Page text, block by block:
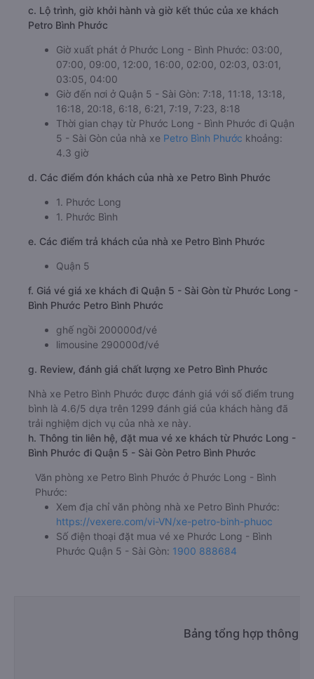
c. Lộ trình, giờ khởi hành và giờ kết thúc của xe khách
Petro Bình Phước
Giờ xuất phát ở Phước Long - Bình Phước: 03:00,
07:00, 09:00, 12:00, 16:00, 02:00, 02:03, 03:01,
03:05, 04:00
Giờ đến nơi ở Quận 5 - Sài Gòn: 7:18, 11:18, 13:18,
16:18, 20:18, 6:18, 6:21, 7:19, 7:23, 8:18
Thời gian chạy từ Phước Long - Bình Phước đi Quận
5 - Sài Gòn của nhà xe Petro Bình Phước khoảng:
4.3 giờ
d. Các điểm đón khách của nhà xe Petro Bình Phước
1. Phước Long
1. Phước Bình
e. Các điểm trả khách của nhà xe Petro Bình Phước
Quận 5
f. Giá vé giá xe khách đi Quận 5 - Sài Gòn từ Phước Long -
Bình Phước Petro Bình Phước
ghế ngồi 200000đ/vé
limousine 290000đ/vé
g. Review, đánh giá chất lượng xe Petro Bình Phước
Nhà xe Petro Bình Phước được đánh giá với số điểm trung
bình là 4.6/5 dựa trên 1299 đánh giá của khách hàng đã
trải nghiệm dịch vụ của nhà xe này.
h. Thông tin liên hệ, đặt mua vé xe khách từ Phước Long -
Bình Phước đi Quận 5 - Sài Gòn Petro Bình Phước
Văn phòng xe Petro Bình Phước ở Phước Long - Bình
Phước:
Xem địa chỉ văn phòng nhà xe Petro Bình Phước:
https://vexere.com/vi-VN/xe-petro-binh-phuoc
Số điện thoại đặt mua vé xe Phước Long - Bình
Phước Quận 5 - Sài Gòn: 1900 888684
Bảng tổng hợp thông